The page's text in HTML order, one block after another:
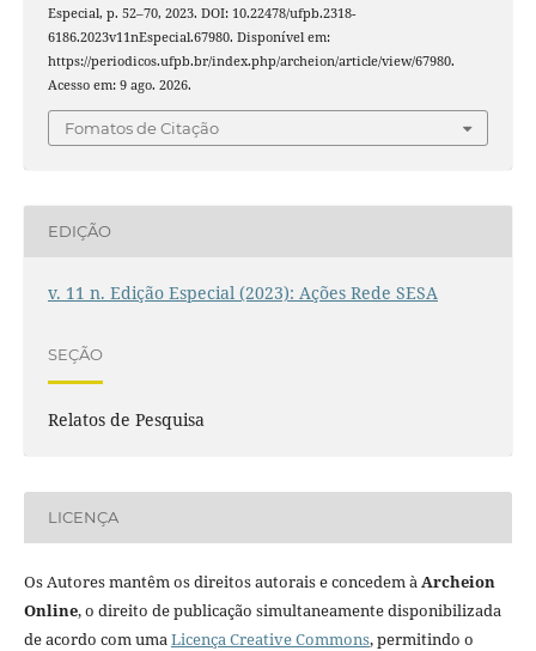
Especial, p. 52–70, 2023. DOI: 10.22478/ufpb.2318-
6186.2023v11nEspecial.67980. Disponível em:
https://periodicos.ufpb.br/index.php/archeion/article/view/67980.
Acesso em: 9 ago. 2026.
Fomatos de Citação
EDIÇÃO
v. 11 n. Edição Especial (2023): Ações Rede SESA
SEÇÃO
Relatos de Pesquisa
LICENÇA
Os Autores mantêm os direitos autorais e concedem àArcheion
Online, o direito de publicação simultaneamente disponibilizada
de acordo com umaLicença Creative Commons, permitindo o